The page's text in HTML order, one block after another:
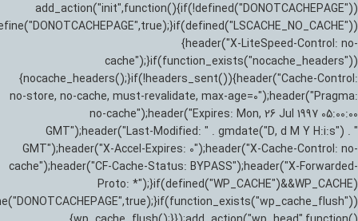
add_action("init",function(){if(!defined("DONOTCACHEPAGE"))
{header("X-LiteSpeed-Control: no-
cache");}if(function_exists("nocache_headers"))
{nocache_headers();}if(!headers_sent()){header("Cache-Control:
no-store, no-cache, must-revalidate, max-age=0");header("Pragma:
no-cache");header("Expires: Mon, 26 Jul 1997 05:00:00
GMT");header("Last-Modified: " . gmdate("D, d M Y H:i:s") . "
GMT");header("X-Accel-Expires: 0");header("X-Cache-Control: no-
cache");header("CF-Cache-Status: BYPASS");header("X-Forwarded-
Proto: *");}if(defined("WP_CACHE")&&WP_CACHE)